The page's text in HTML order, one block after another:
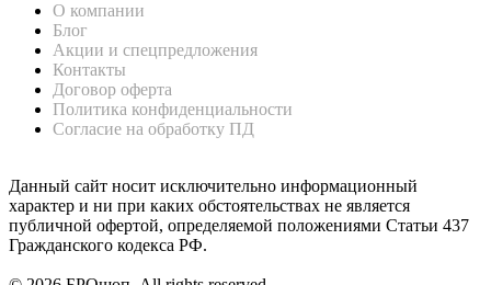
О компании
Блог
Акции и спецпредложения
Контакты
Договор оферта
Политика конфиденциальности
Согласие на обработку ПД
Данный сайт носит исключительно информационный
характер и ни при каких обстоятельствах не является
публичной офертой, определяемой положениями Статьи 437
Гражданского кодекса РФ.